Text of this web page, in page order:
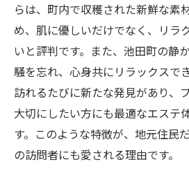
らは、町内で収穫された新鮮な素
め、肌に優しいだけでなく、リラ
いと評判です。また、池田町の静
騒を忘れ、心身共にリラックスで
訪れるたびに新たな発見があり、
大切にしたい方にも最適なエステ
す。このような特徴が、地元住民
の訪問者にも愛される理由です。